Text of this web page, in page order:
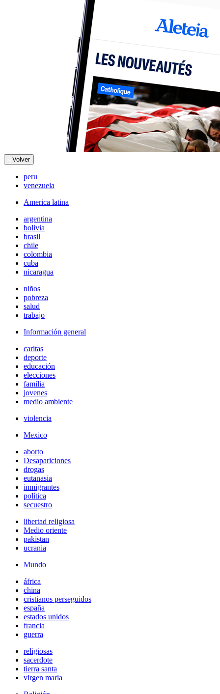
Volver
peru
venezuela
America latina
argentina
bolivia
brasil
chile
colombia
cuba
nicaragua
niños
pobreza
salud
trabajo
Información general
caritas
deporte
educación
elecciones
familia
jovenes
medio ambiente
violencia
Mexico
aborto
Desapariciones
drogas
eutanasia
inmigrantes
política
secuestro
libertad religiosa
Medio oriente
pakistan
ucrania
Mundo
áfrica
china
cristianos perseguidos
españa
estados unidos
francia
guerra
religiosas
sacerdote
tierra santa
virgen maria